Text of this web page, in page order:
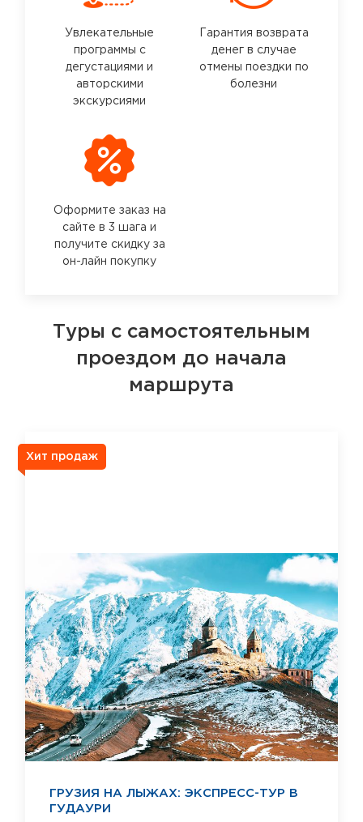
Увлекательные
программы с
дегустациями и
авторскими
экскурсиями
Гарантия возврата
денег в случае
отмены поездки по
болезни
Оформите заказ на
сайте в 3 шага и
получите скидку за
он-лайн покупку
Туры с самостоятельным
проездом до начала
маршрута
Хит продаж
ГРУЗИЯ НА ЛЫЖАХ: ЭКСПРЕСС-ТУР В
ГУДАУРИ